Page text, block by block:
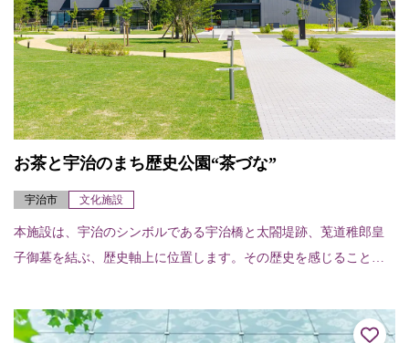
お茶と宇治のまち歴史公園“茶づな”
宇治市 文化施設
本施設は、宇治のシンボルである宇治橋と太閤堤跡、莵道稚郎皇
子御墓を結ぶ、歴史軸上に位置します。その歴史を感じることが
は、宇治の時の流れを...